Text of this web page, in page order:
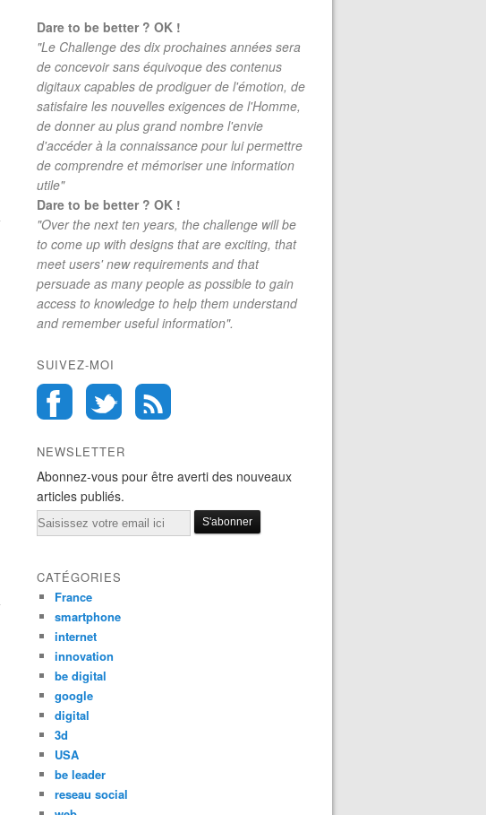
Dare to be better ? OK !
"Le Challenge des dix prochaines années sera
de concevoir sans équivoque des contenus
digitaux capables de prodiguer de l'émotion, de
satisfaire les nouvelles exigences de l'Homme,
de donner au plus grand nombre l'envie
d'accéder à la connaissance pour lui permettre
de comprendre et mémoriser une information
utile"
Dare to be better ? OK !
"Over the next ten years, the challenge will be
to come up with designs that are exciting, that
meet users' new requirements and that
persuade as many people as possible to gain
access to knowledge to help them understand
and remember useful information".
SUIVEZ-MOI
NEWSLETTER
Abonnez-vous pour être averti des nouveaux
articles publiés.
Email
CATÉGORIES
France
smartphone
internet
innovation
be digital
google
digital
3d
USA
be leader
reseau social